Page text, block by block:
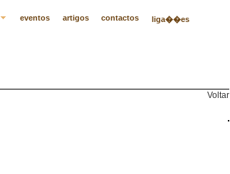
eventos artigos contactos liga��es
Voltar